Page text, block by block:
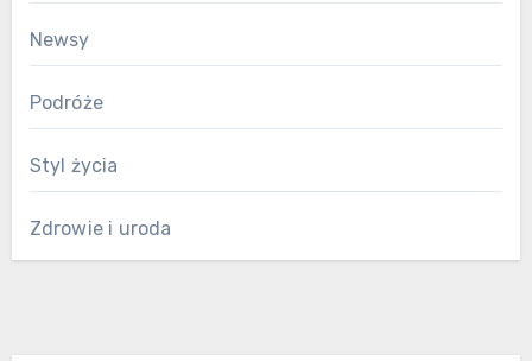
Newsy
Podróże
Styl życia
Zdrowie i uroda